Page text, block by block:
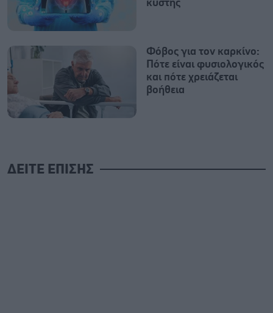
κύστης
Φόβος για τον καρκίνο:
Πότε είναι φυσιολογικός
και πότε χρειάζεται
βοήθεια
ΔΕΙΤΕ ΕΠΙΣΗΣ